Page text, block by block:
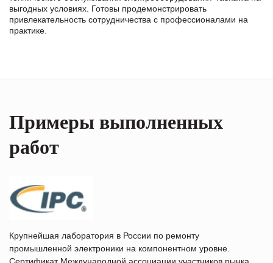
выгодных условиях. Готовы продемонстрировать
привлекательность сотрудничества с профессионалами на
практике.
Примеры выполненных
работ
Крупнейшая лаборатория в России по ремонту
промышленной электроники на компонентном уровне.